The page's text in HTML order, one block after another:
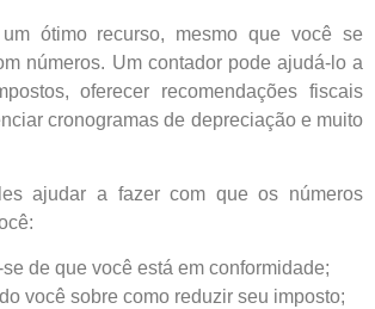
ótimo recurso, mesmo que você se
números. Um contador pode ajudá-lo a
oferecer recomendações fiscais
cronogramas de depreciação e muito
ajudar a fazer com que os números
de que você está em conformidade;
você sobre como reduzir seu imposto;